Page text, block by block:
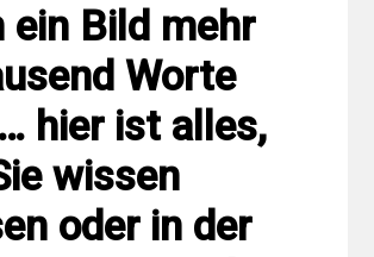
ein Bild mehr
Worte
hier ist alles,
wissen
oder in der